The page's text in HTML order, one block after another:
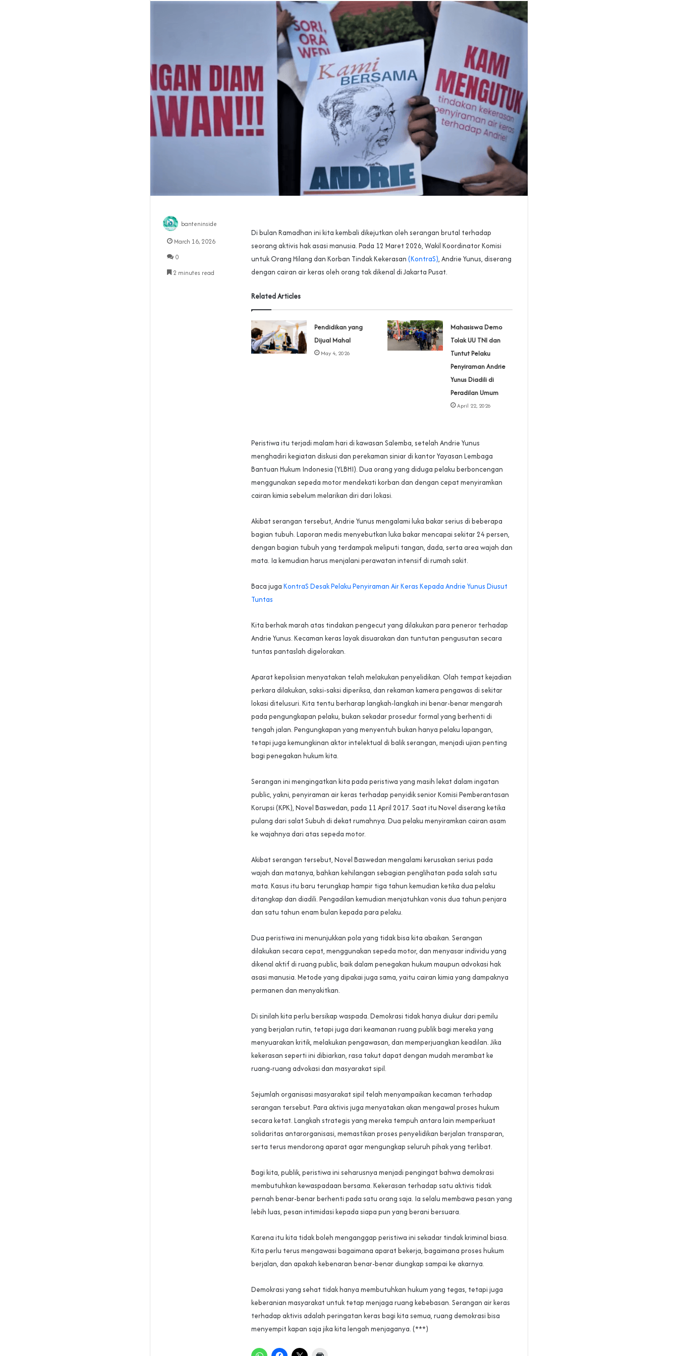
Di bulan Ramadhan ini kita kembali dikejutkan oleh serangan brutal terhadap
seorang aktivis hak asasi manusia. Pada 12 Maret 2026, Wakil Koordinator Komisi
untuk Orang Hilang dan Korban Tindak Kekerasan (KontraS), Andrie Yunus, diserang
dengan cairan air keras oleh orang tak dikenal di Jakarta Pusat.
Related Articles
Pendidikan yang
Dijual Mahal
May 4, 2026
Mahasiswa Demo
Tolak UU TNI dan
Tuntut Pelaku
Penyiraman Andrie
Yunus Diadili di
Peradilan Umum
April 22, 2026
Peristiwa itu terjadi malam hari di kawasan Salemba, setelah Andrie Yunus
menghadiri kegiatan diskusi dan perekaman siniar di kantor Yayasan Lembaga
Bantuan Hukum Indonesia (YLBHI). Dua orang yang diduga pelaku berboncengan
menggunakan sepeda motor mendekati korban dan dengan cepat menyiramkan
cairan kimia sebelum melarikan diri dari lokasi.
Akibat serangan tersebut, Andrie Yunus mengalami luka bakar serius di beberapa
bagian tubuh. Laporan medis menyebutkan luka bakar mencapai sekitar 24 persen,
dengan bagian tubuh yang terdampak meliputi tangan, dada, serta area wajah dan
mata. Ia kemudian harus menjalani perawatan intensif di rumah sakit.
Baca juga KontraS Desak Pelaku Penyiraman Air Keras Kepada Andrie Yunus Diusut
Tuntas
Kita berhak marah atas tindakan pengecut yang dilakukan para peneror terhadap
Andrie Yunus. Kecaman keras layak disuarakan dan tuntutan pengusutan secara
tuntas pantaslah digelorakan.
Aparat kepolisian menyatakan telah melakukan penyelidikan. Olah tempat kejadian
perkara dilakukan, saksi-saksi diperiksa, dan rekaman kamera pengawas di sekitar
lokasi ditelusuri. Kita tentu berharap langkah-langkah ini benar-benar mengarah
pada pengungkapan pelaku, bukan sekadar prosedur formal yang berhenti di
tengah jalan. Pengungkapan yang menyentuh bukan hanya pelaku lapangan,
tetapi juga kemungkinan aktor intelektual di balik serangan, menjadi ujian penting
bagi penegakan hukum kita.
Serangan ini mengingatkan kita pada peristiwa yang masih lekat dalam ingatan
public, yakni, penyiraman air keras terhadap penyidik senior Komisi Pemberantasan
Korupsi (KPK), Novel Baswedan, pada 11 April 2017. Saat itu Novel diserang ketika
pulang dari salat Subuh di dekat rumahnya. Dua pelaku menyiramkan cairan asam
ke wajahnya dari atas sepeda motor.
Akibat serangan tersebut, Novel Baswedan mengalami kerusakan serius pada
wajah dan matanya, bahkan kehilangan sebagian penglihatan pada salah satu
mata. Kasus itu baru terungkap hampir tiga tahun kemudian ketika dua pelaku
ditangkap dan diadili. Pengadilan kemudian menjatuhkan vonis dua tahun penjara
dan satu tahun enam bulan kepada para pelaku.
Dua peristiwa ini menunjukkan pola yang tidak bisa kita abaikan. Serangan
dilakukan secara cepat, menggunakan sepeda motor, dan menyasar individu yang
dikenal aktif di ruang public, baik dalam penegakan hukum maupun advokasi hak
asasi manusia. Metode yang dipakai juga sama, yaitu cairan kimia yang dampaknya
permanen dan menyakitkan.
Di sinilah kita perlu bersikap waspada. Demokrasi tidak hanya diukur dari pemilu
yang berjalan rutin, tetapi juga dari keamanan ruang publik bagi mereka yang
menyuarakan kritik, melakukan pengawasan, dan memperjuangkan keadilan. Jika
kekerasan seperti ini dibiarkan, rasa takut dapat dengan mudah merambat ke
ruang-ruang advokasi dan masyarakat sipil.
Sejumlah organisasi masyarakat sipil telah menyampaikan kecaman terhadap
serangan tersebut. Para aktivis juga menyatakan akan mengawal proses hukum
secara ketat. Langkah strategis yang mereka tempuh antara lain memperkuat
solidaritas antarorganisasi, memastikan proses penyelidikan berjalan transparan,
serta terus mendorong aparat agar mengungkap seluruh pihak yang terlibat.
Bagi kita, publik, peristiwa ini seharusnya menjadi pengingat bahwa demokrasi
membutuhkan kewaspadaan bersama. Kekerasan terhadap satu aktivis tidak
pernah benar-benar berhenti pada satu orang saja. Ia selalu membawa pesan yang
lebih luas, pesan intimidasi kepada siapa pun yang berani bersuara.
Karena itu kita tidak boleh menganggap peristiwa ini sekadar tindak kriminal biasa.
Kita perlu terus mengawasi bagaimana aparat bekerja, bagaimana proses hukum
berjalan, dan apakah kebenaran benar-benar diungkap sampai ke akarnya.
Demokrasi yang sehat tidak hanya membutuhkan hukum yang tegas, tetapi juga
keberanian masyarakat untuk tetap menjaga ruang kebebasan. Serangan air keras
terhadap aktivis adalah peringatan keras bagi kita semua, ruang demokrasi bisa
menyempit kapan saja jika kita lengah menjaganya. (***)
banteninside
March 16, 2026
0
2 minutes read